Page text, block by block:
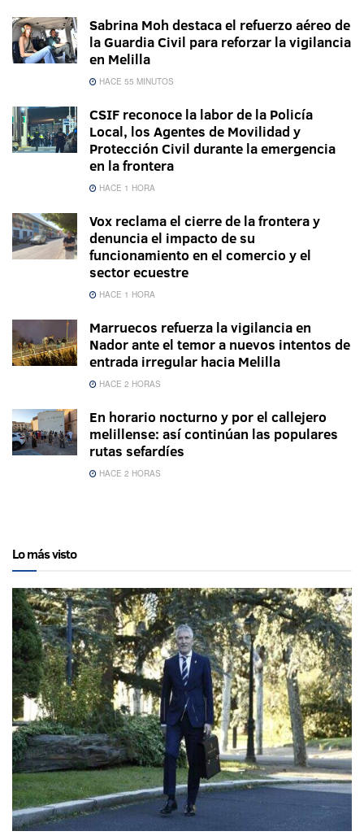
Sabrina Moh destaca el refuerzo aéreo de
la Guardia Civil para reforzar la vigilancia
en Melilla
HACE 55 MINUTOS
CSIF reconoce la labor de la Policía
Local, los Agentes de Movilidad y
Protección Civil durante la emergencia
en la frontera
HACE 1 HORA
Vox reclama el cierre de la frontera y
denuncia el impacto de su
funcionamiento en el comercio y el
sector ecuestre
HACE 1 HORA
Marruecos refuerza la vigilancia en
Nador ante el temor a nuevos intentos de
entrada irregular hacia Melilla
HACE 2 HORAS
En horario nocturno y por el callejero
melillense: así continúan las populares
rutas sefardíes
HACE 2 HORAS
Lo más visto